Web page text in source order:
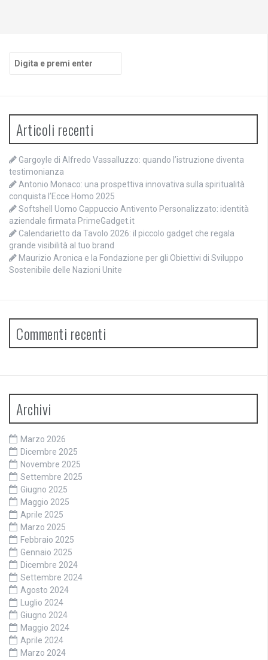
Cerca:
Articoli recenti
Gargoyle di Alfredo Vassalluzzo: quando l’istruzione diventa
testimonianza
Antonio Monaco: una prospettiva innovativa sulla spiritualità
conquista l’Ecce Homo 2025
Softshell Uomo Cappuccio Antivento Personalizzato: identità
aziendale firmata PrimeGadget.it
Calendarietto da Tavolo 2026: il piccolo gadget che regala
grande visibilità al tuo brand
Maurizio Aronica e la Fondazione per gli Obiettivi di Sviluppo
Sostenibile delle Nazioni Unite
Commenti recenti
Archivi
Marzo 2026
Dicembre 2025
Novembre 2025
Settembre 2025
Giugno 2025
Maggio 2025
Aprile 2025
Marzo 2025
Febbraio 2025
Gennaio 2025
Dicembre 2024
Settembre 2024
Agosto 2024
Luglio 2024
Giugno 2024
Maggio 2024
Aprile 2024
Marzo 2024